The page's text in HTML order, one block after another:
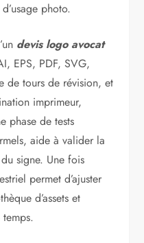
photo.
devis logo avocat
EPS, PDF, SVG,
de tours de révision, et
imprimeur,
phase de tests
aide à valider la
signe. Une fois
permet d’ajuster
d’assets et